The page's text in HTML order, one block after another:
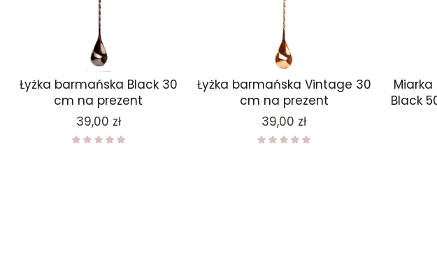
Łyżka barmańska Black 30
cm na prezent
Cena
39,00 zł
Łyżka barmańska Vintage 30
cm na prezent
Cena
39,00 zł
Black